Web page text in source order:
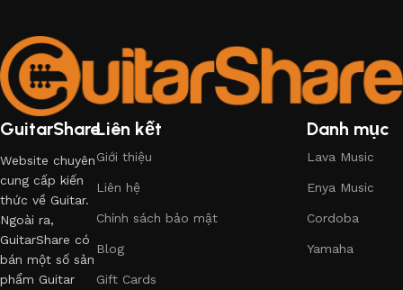
GuitarShare
Website chuyên
cung cấp kiến
thức về Guitar.
Ngoài ra,
GuitarShare có
bán một số sản
phẩm Guitar
Liên kết
Giới thiệu
Liên hệ
Chính sách bảo mật
Blog
Gift Cards
Danh mục
Lava Music
Enya Music
Cordoba
Yamaha